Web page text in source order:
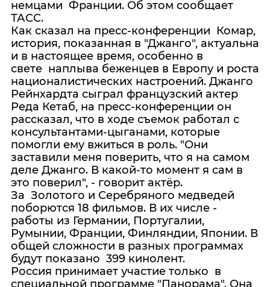
немцами Франции. Об этом сообщает
ТАСС.
Как сказал на пресс-конференции Комар,
история, показанная в "Джанго", актуальна
и в настоящее время, особенно в
свете наплыва беженцев в Европу и роста
националистических настроений. Джанго
Рейнхардта сыграл французский актер
Реда Кетаб, на пресс-конференции он
рассказал, что в ходе съемок работал с
консультантами-цыганами, которые
помогли ему вжиться в роль. "Они
заставили меня поверить, что я на самом
деле Джанго. В какой-то момент я сам в
это поверил", - говорит актёр.
За Золотого и Серебряного медведей
поборются 18 фильмов. В их числе -
работы из Германии, Португалии,
Румынии, Франции, Финляндии, Японии. В
общей сложности в разных программах
будут показано 399 кинолент.
Россия принимает участие только в
специальной программе "Панорама". Она